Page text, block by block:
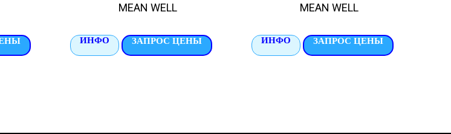
MEAN WELL
ИНФО ЗАПРОС ЦЕНЫ
MEAN WELL
ИНФО ЗАПРОС ЦЕНЫ